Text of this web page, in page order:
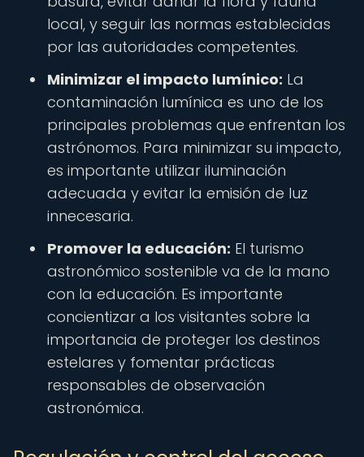
local, y seguir las normas establecidas
por las autoridades competentes.
Minimizar el impacto lumínico: La
contaminación lumínica es uno de los
principales problemas que enfrentan los
astrónomos. Para minimizar su impacto,
es importante utilizar iluminación
adecuada y evitar la emisión de luz
innecesaria.
Promover la educación: El turismo
astronómico sostenible va de la mano
con la educación. Es importante
concientizar a los visitantes sobre la
importancia de proteger los destinos
estelares y fomentar prácticas
responsables de observación
astronómica.